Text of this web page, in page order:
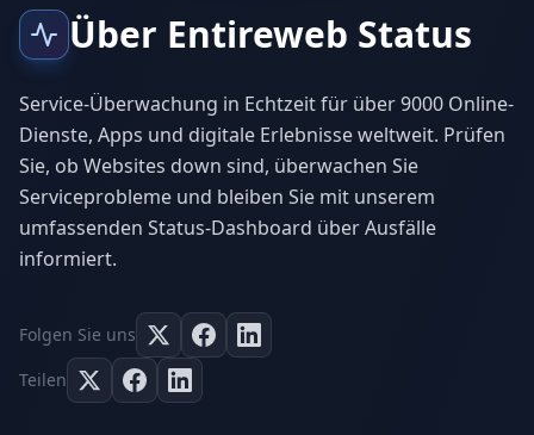
Über Entireweb Status
Service-Überwachung in Echtzeit für über 9000 Online-
Dienste, Apps und digitale Erlebnisse weltweit. Prüfen
Sie, ob Websites down sind, überwachen Sie
Serviceprobleme und bleiben Sie mit unserem
umfassenden Status-Dashboard über Ausfälle
informiert.
Folgen Sie uns
Teilen